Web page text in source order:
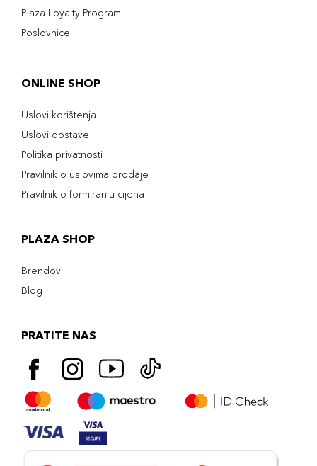
Plaza Loyalty Program
Poslovnice
ONLINE SHOP
Uslovi korištenja
Uslovi dostave
Politika privatnosti
Pravilnik o uslovima prodaje
Pravilnik o formiranju cijena
PLAZA SHOP
Brendovi
Blog
PRATITE NAS